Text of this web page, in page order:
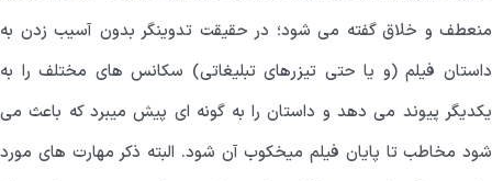
منعطف و خلاق گفته می شود؛ در حقیقت تدوینگر بدون آسیب زدن به
داستان فیلم (و یا حتی تیزرهای تبلیغاتی) سکانس های مختلف را به
یکدیگر پیوند می دهد و داستان را به گونه ای پیش میبرد که باعث می
شود مخاطب تا پایان فیلم میخکوب آن شود. البته ذکر مهارت های مورد